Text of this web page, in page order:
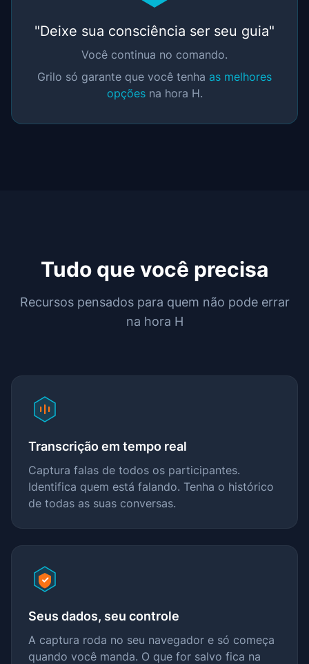
"Deixe sua consciência ser seu guia"
Você continua no comando.
Grilo só garante que você tenha as melhores
opçõesna hora H.
Tudo que você precisa
Recursos pensados para quem não pode errar
na hora H
Transcrição em tempo real
Captura falas de todos os participantes.
Identifica quem está falando. Tenha o histórico
de todas as suas conversas.
Seus dados, seu controle
A captura roda no seu navegador e só começa
quando você manda. O que for salvo fica na